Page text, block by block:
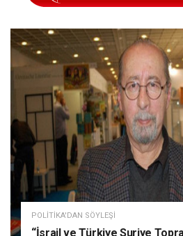
POLITIKA'DAN SÖYLEŞI
“İsrail ve Türkiye Suriye